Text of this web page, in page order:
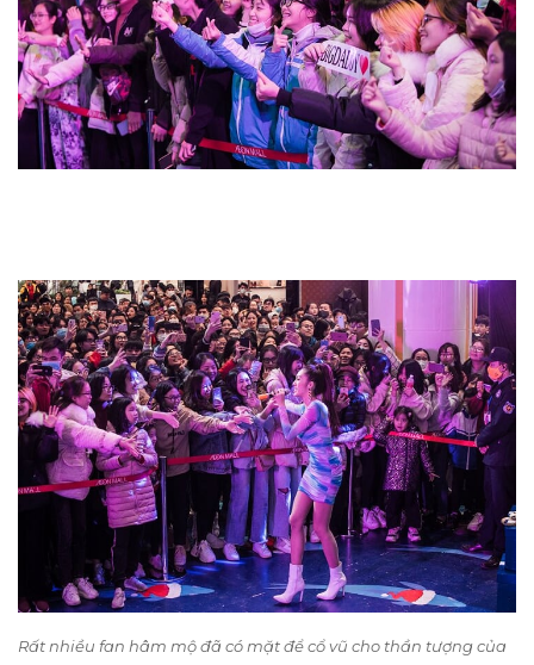
Rất nhiều fan hâm mộ đã có mặt để cổ vũ cho thần tượng của